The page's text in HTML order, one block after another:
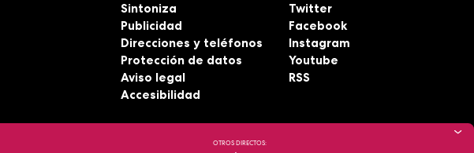
Sintoniza
Publicidad
Direcciones y teléfonos
Protección de datos
Aviso legal
Accesibilidad
Twitter
Facebook
Instagram
Youtube
RSS
OTROS DIRECTOS: